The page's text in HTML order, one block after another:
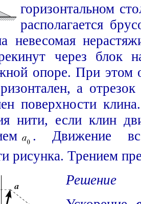
горизонтальном
располагается
невесомая
через блок
опоре. При этом
а
поверхности
нити, если клин
. Движение
рисунка. Трением
Решение